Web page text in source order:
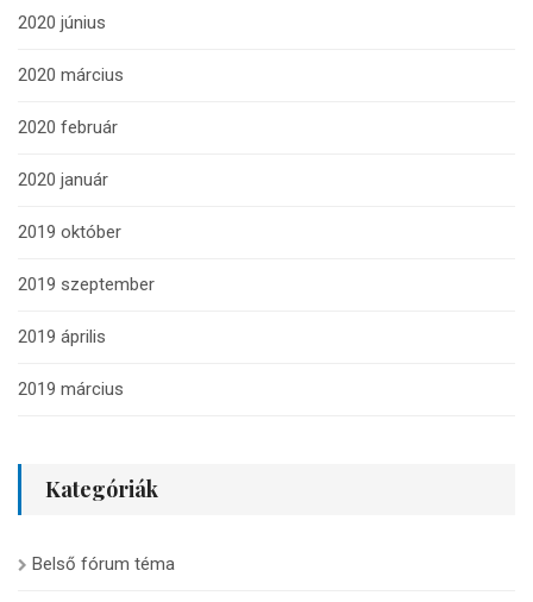
2020 június
2020 március
2020 február
2020 január
2019 október
2019 szeptember
2019 április
2019 március
Kategóriák
Belső fórum téma